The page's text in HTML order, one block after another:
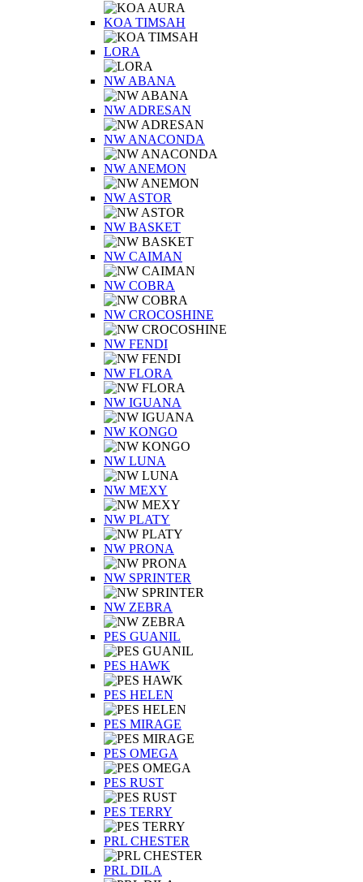
KOA TIMSAH
LORA
NW ABANA
NW ADRESAN
NW ANACONDA
NW ANEMON
NW ASTOR
NW BASKET
NW CAIMAN
NW COBRA
NW CROCOSHINE
NW FENDI
NW FLORA
NW IGUANA
NW KONGO
NW LUNA
NW MEXY
NW PLATY
NW PRONA
NW SPRINTER
NW ZEBRA
PES GUANIL
PES HAWK
PES HELEN
PES MIRAGE
PES OMEGA
PES RUST
PES TERRY
PRL CHESTER
PRL DILA